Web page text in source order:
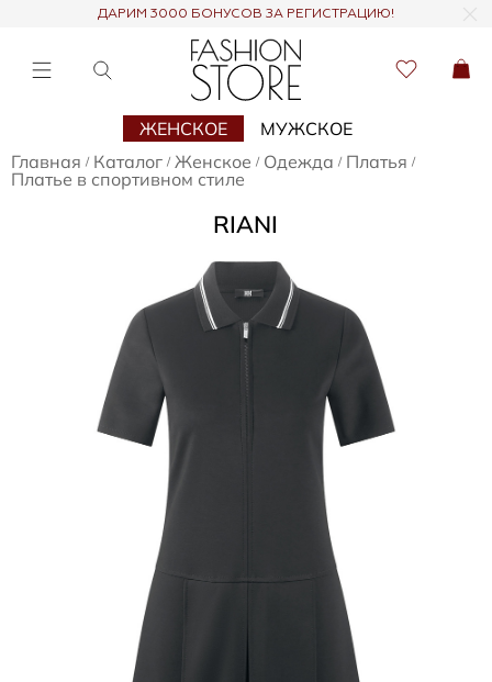
ДАРИМ 3000 БОНУСОВ ЗА РЕГИСТРАЦИЮ!
ЖЕНСКОЕ
МУЖСКОЕ
Главная / Каталог / Женское / Одежда / Платья /
Платье в спортивном стиле
RIANI